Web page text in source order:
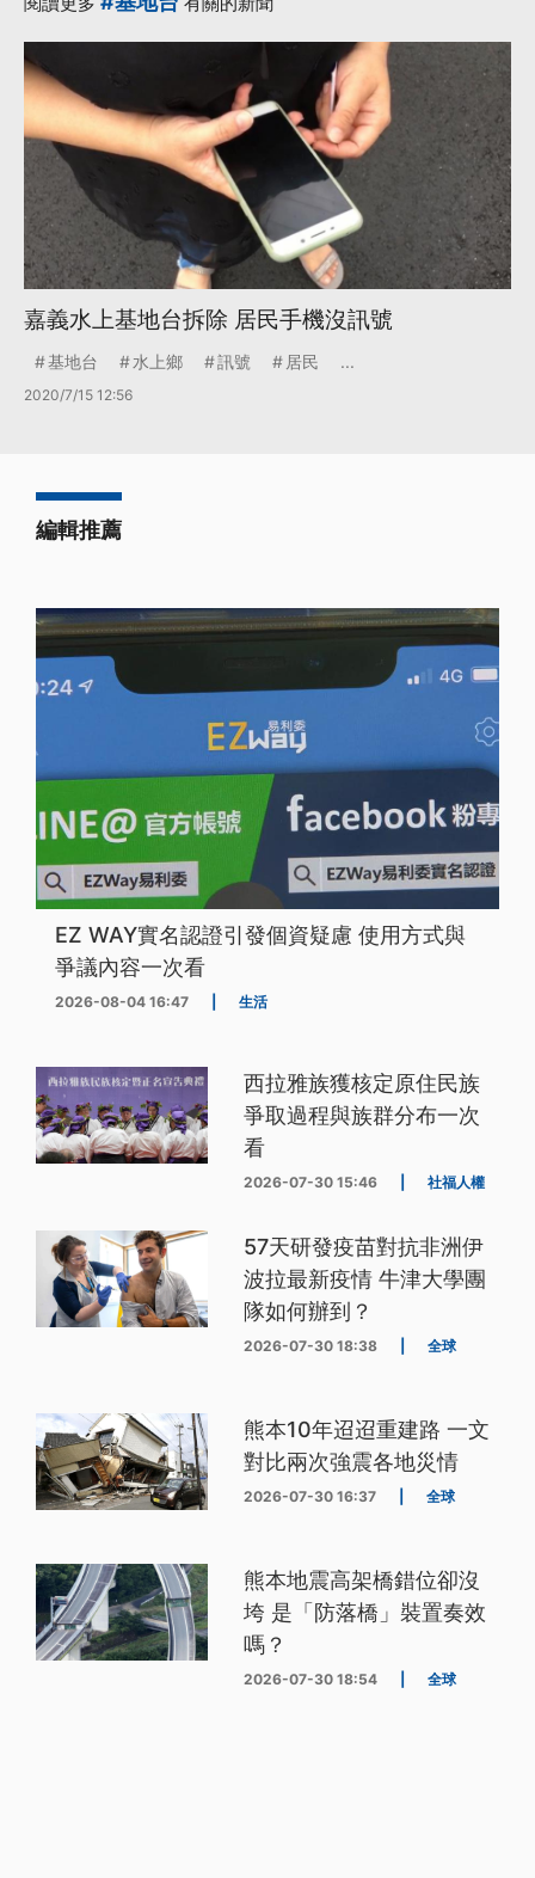
嘉義水上基地台拆除 居民手機沒訊號
基地台 水上鄉 訊號 居民 ...
2020/7/15 12:56
編輯推薦
EZ WAY實名認證引發個資疑慮 使用方式與
爭議內容一次看
2026-08-04 16:47 生活
西拉雅族獲核定原住民族
爭取過程與族群分布一次
看
2026-07-30 15:46 社福人權
57天研發疫苗對抗非洲伊
波拉最新疫情 牛津大學團
隊如何辦到？
2026-07-30 18:38 全球
熊本10年迢迢重建路 一文
對比兩次強震各地災情
2026-07-30 16:37 全球
熊本地震高架橋錯位卻沒
垮 是「防落橋」裝置奏效
嗎？
2026-07-30 18:54 全球